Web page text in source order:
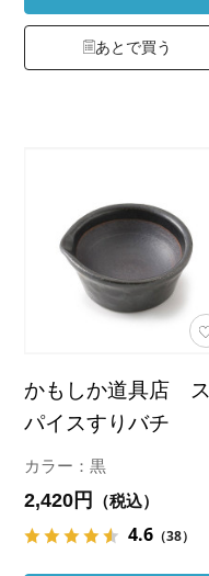
あとで買う
かもしか道具店 ス
パイスすりバチ
カラー：黒
2,420円 （税込）
4.6 （38）